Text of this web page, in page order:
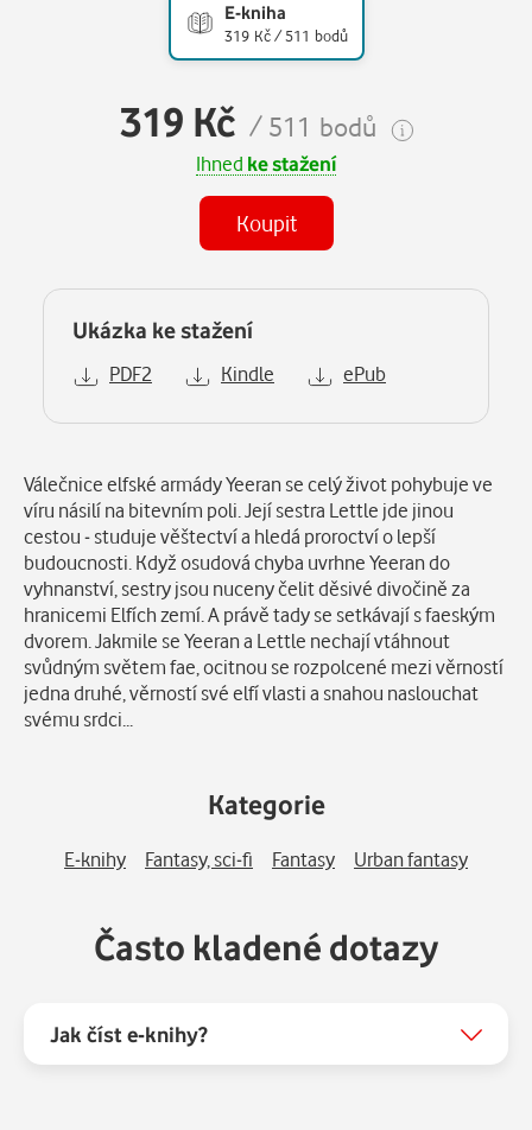
E-kniha
319 Kč / 511 bodů
319 Kč / 511 bodů
Ihned ke stažení
Koupit
Ukázka ke stažení
PDF2 Kindle ePub
Popis
Válečnice elfské armády Yeeran se celý život pohybuje ve
víru násilí na bitevním poli. Její sestra Lettle jde jinou
cestou - studuje věštectví a hledá proroctví o lepší
budoucnosti. Když osudová chyba uvrhne Yeeran do
vyhnanství, sestry jsou nuceny čelit děsivé divočině za
hranicemi Elfích zemí. A právě tady se setkávají s faeským
dvorem. Jakmile se Yeeran a Lettle nechají vtáhnout
svůdným světem fae, ocitnou se rozpolcené mezi věrností
jedna druhé, věrností své elfí vlasti a snahou naslouchat
svému srdci...
Kategorie
E-knihy Fantasy, sci-fi Fantasy Urban fantasy
Často kladené dotazy
Jak číst e-knihy?